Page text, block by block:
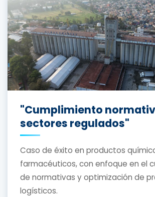
"Cumplimiento
sectores regulados"
Caso de éxito en productos
farmacéuticos, con enfoque en el
de normativas y optimización de
logísticos.